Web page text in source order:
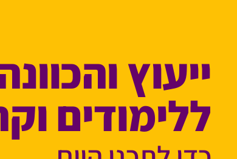
ייעוץ
ללימודים